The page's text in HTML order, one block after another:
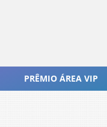
PRÊMIO ÁREA VIP